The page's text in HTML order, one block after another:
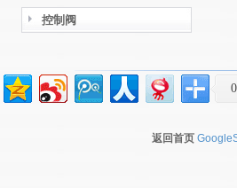
控制阀
0
返回首页